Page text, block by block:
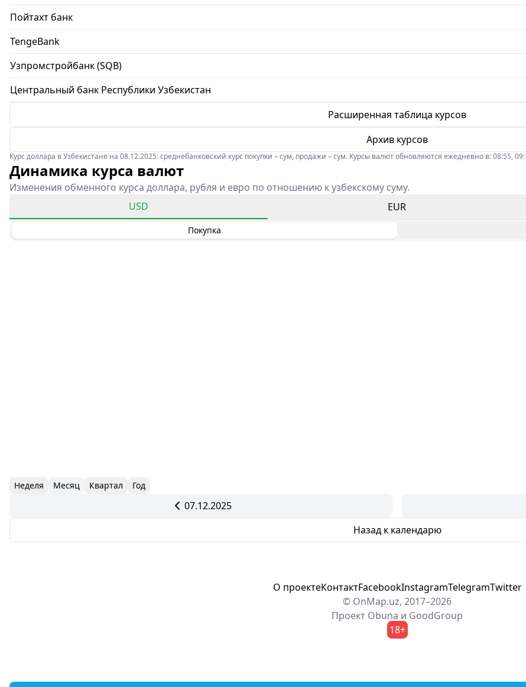
Пойтахт банк
TengeBank
Узпромстройбанк (SQB)
Центральный банк Республики Узбекистан
Расширенная таблица курсов
Архив курсов
Курс доллара в Узбекистане на 08.12.2025: среднебанковский курс покупки – сум, продажи – сум. Курсы валют обновляются ежедневно в: 08:55,
Динамика курса валют
Изменения обменного курса доллара, рубля и евро по отношению к узбекскому суму.
USD
EUR
Покупка
Неделя Месяц Квартал Год
07.12.2025
Назад к календарю
О проектеКонтактFacebookInstagramTelegramTwitter
© OnMap.uz, 2017–2026
Проект Obuna и GoodGroup
18+